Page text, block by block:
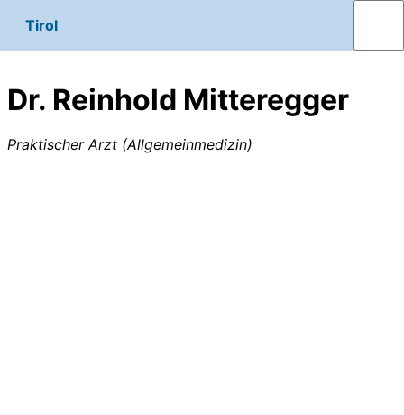
Tirol
Dr. Reinhold Mitteregger
Praktischer Arzt (Allgemeinmedizin)